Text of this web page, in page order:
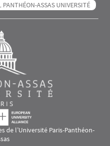
PANTHÉON-ASSAS UNIVERSITÉ
de l’Université Paris-Panthéon-